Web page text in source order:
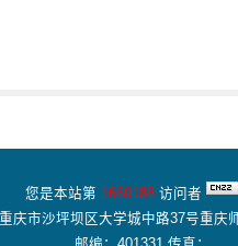
您是本站第 1660188访问者
庆市沙坪坝区大学城中路37号重庆